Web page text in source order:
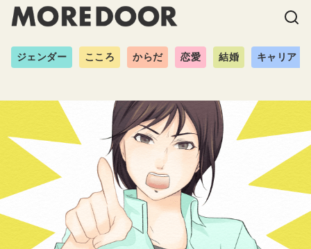
ジェンダー こころ からだ 恋愛 結婚 キャリア